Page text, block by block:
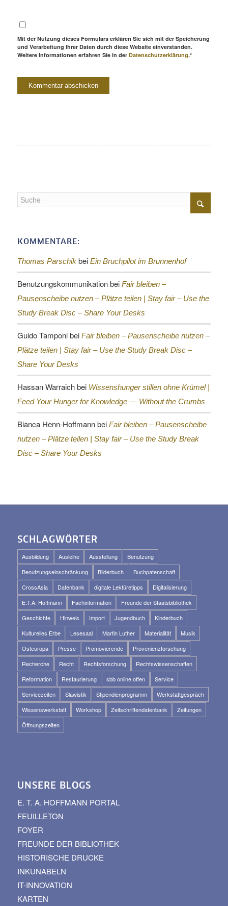
Mit der Nutzung dieses Formulars erklären Sie sich mit der Speicherung
und Verarbeitung Ihrer Daten durch diese Website einverstanden.
Weitere Informationen erfahren Sie in der Datenschutzerklärung.*
KOMMENTARE:
Thomas Parschikbei Ein Bruchpilot im Brunnenhof
Benutzungskommunikationbei Fair bleiben –
Pausenscheibe nutzen – Plätze teilen | Stay fair – Use the
Study Break Disc – Share Your Desks
Guido Tamponibei Fair bleiben – Pausenscheibe nutzen –
Plätze teilen | Stay fair – Use the Study Break Disc –
Share Your Desks
Hassan Warraichbei Wissenshunger stillen ohne Krümel |
Feed Your Hunger for Knowledge — Without the Crumbs
Bianca Henn-Hoffmannbei Fair bleiben – Pausenscheibe
nutzen – Plätze teilen | Stay fair – Use the Study Break
Disc – Share Your Desks
SCHLAGWÖRTER
Ausbildung Ausleihe Ausstellung
Benutzung
Benutzungseinschränkung
Bilderbuch
Buchpatenschaft
CrossAsia
Datenbank digitale Lektüretipps
Digitalisierung
E.T.A. Hoffmann
Fachinformation
Freunde der Staatsbibliothek
Geschichte
Hinweis Import Jugendbuch
Kinderbuch
Kulturelles Erbe
Lesesaal Martin Luther Materialität
Musik
Osteuropa
Presse Promovierende
Provenienzforschung
Recherche
Recht Rechtsforschung
Rechtswissenschaften
Reformation
Restaurierung sbb online offen
Service
Servicezeiten
Slawistik Stipendienprogramm
Werkstattgespräch
Wissenswerkstatt
Workshop Zeitschriftendatenbank
Zeitungen
Öffnungszeiten
UNSERE BLOGS
E. T. A. HOFFMANN PORTAL
FEUILLETON
FOYER
FREUNDE DER BIBLIOTHEK
HISTORISCHE DRUCKE
INKUNABELN
IT-INNOVATION
KARTEN